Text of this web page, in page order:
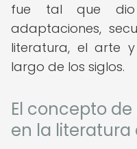
fue tal que dio
adaptaciones,
literatura, el arte
largo de los siglos.
El concepto
en la literatura